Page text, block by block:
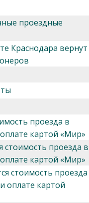
проездные
Краснодара вернут
проезда в
картой «Мир»
стоимость проезда в
картой «Мир»
стоимость проезда
оплате картой